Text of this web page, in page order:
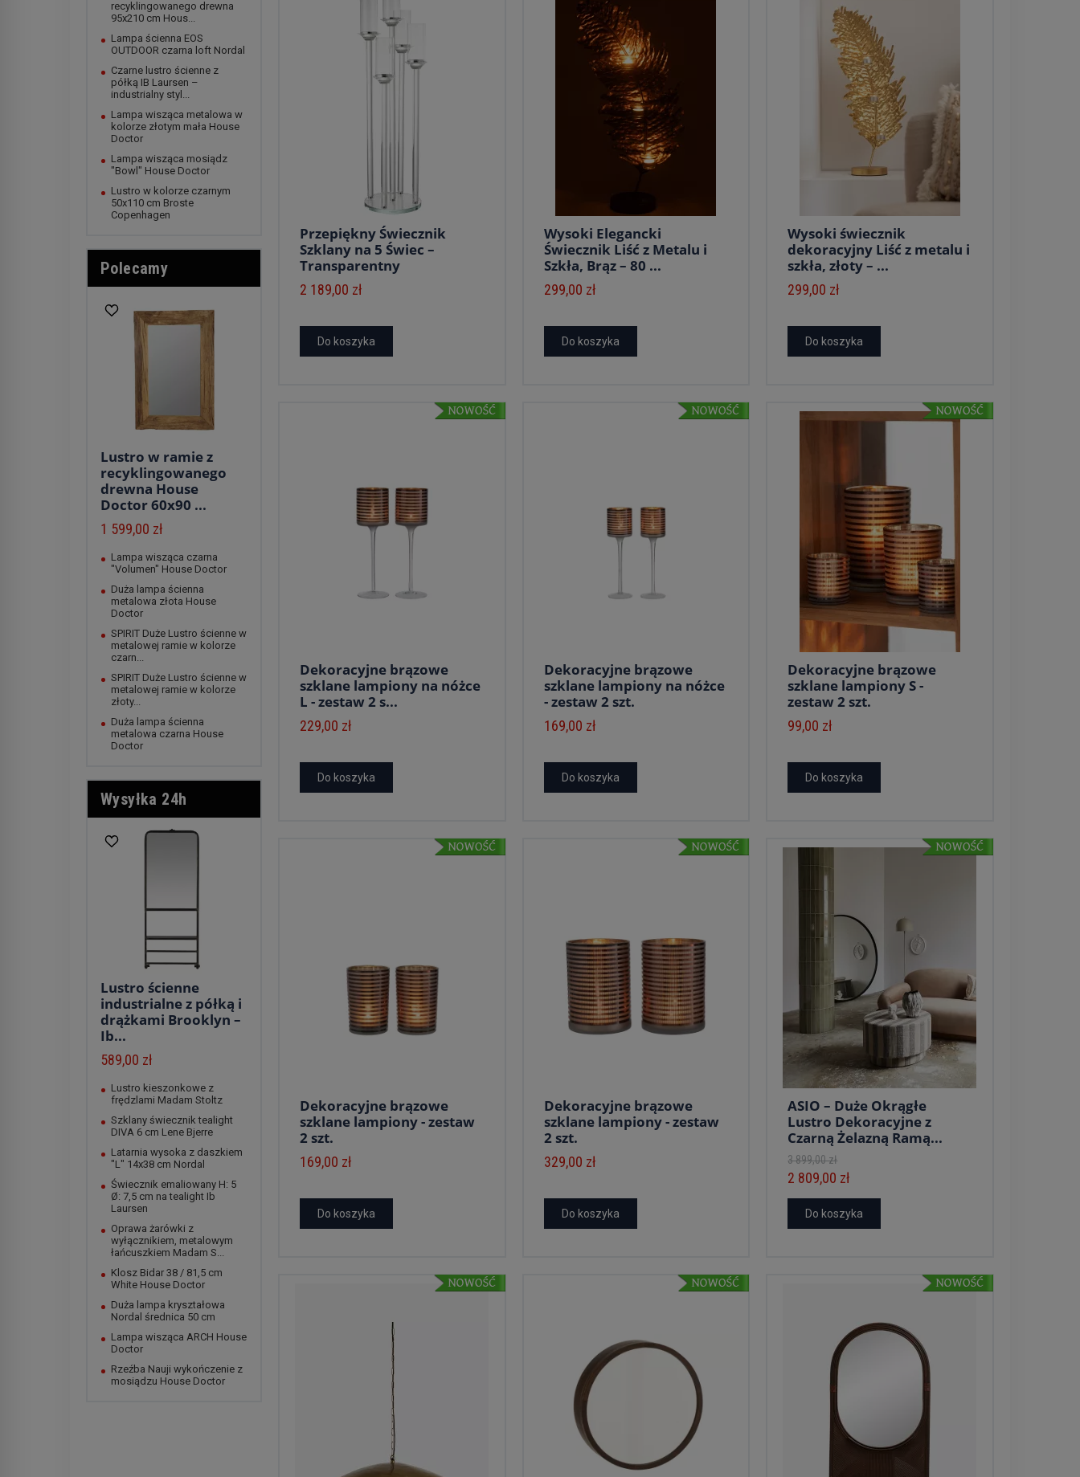
Przepiękny Świecznik
Szklany na 5 Świec –
Transparentny
2 189,00 zł
Do koszyka
Wysoki Elegancki
Świecznik Liść z Metalu i
Szkła, Brąz – 80 ...
299,00 zł
Do koszyka
Wysoki świecznik
dekoracyjny Liść z metalu i
szkła, złoty – ...
299,00 zł
Do koszyka
Dekoracyjne brązowe
szklane lampiony na nóżce
L - zestaw 2 s...
229,00 zł
Do koszyka
Dekoracyjne brązowe
szklane lampiony na nóżce
- zestaw 2 szt.
169,00 zł
Do koszyka
Dekoracyjne brązowe
szklane lampiony S -
zestaw 2 szt.
99,00 zł
Do koszyka
Dekoracyjne brązowe
szklane lampiony - zestaw
2 szt.
169,00 zł
Do koszyka
Dekoracyjne brązowe
szklane lampiony - zestaw
2 szt.
329,00 zł
Do koszyka
ASIO – Duże Okrągłe
Lustro Dekoracyjne z
Czarną Żelazną Ramą...
3 899,00 zł
2 809,00 zł
Do koszyka
recyklingowanego drewna
95x210 cm Hous...
Lampa ścienna EOS
OUTDOOR czarna loft Nordal
Czarne lustro ścienne z
półką IB Laursen –
industrialny styl...
Lampa wisząca metalowa w
kolorze złotym mała House
Doctor
Lampa wisząca mosiądz
"Bowl" House Doctor
Lustro w kolorze czarnym
50x110 cm Broste
Copenhagen
Polecamy
Lustro w ramie z
recyklingowanego
drewna House
Doctor 60x90 ...
1 599,00 zł
Lampa wisząca czarna
"Volumen" House Doctor
Duża lampa ścienna
metalowa złota House
Doctor
SPIRIT Duże Lustro ścienne w
metalowej ramie w kolorze
czarn...
SPIRIT Duże Lustro ścienne w
metalowej ramie w kolorze
złoty...
Duża lampa ścienna
metalowa czarna House
Doctor
Wysyłka 24h
Lustro ścienne
industrialne z półką i
drążkami Brooklyn –
Ib...
589,00 zł
Lustro kieszonkowe z
frędzlami Madam Stoltz
Szklany świecznik tealight
DIVA 6 cm Lene Bjerre
Latarnia wysoka z daszkiem
"L" 14x38 cm Nordal
Świecznik emaliowany H: 5
Ø: 7,5 cm na tealight Ib
Laursen
Oprawa żarówki z
wyłącznikiem, metalowym
łańcuszkiem Madam S...
Klosz Bidar 38 / 81,5 cm
White House Doctor
Duża lampa kryształowa
Nordal średnica 50 cm
Lampa wisząca ARCH House
Doctor
Rzeźba Nauji wykończenie z
mosiądzu House Doctor